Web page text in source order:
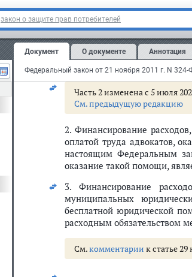
закон о защите прав потребителей
Документ О документе Аннотация
Федерации, возлагается
учреждения, органы
и осуществляется за счет
Федерации в соответствии
связанных с оказанием
соответствующими
Часть 2 изменена с 5 июля
См. предыдущую редакцию
2. Финансирование
оплатой труда адвокатов,
настоящим Федеральным
оказание такой помощи,
3. Финансирование
муниципальных
бесплатной юридической
расходным обязательством
См.комментарии к статье